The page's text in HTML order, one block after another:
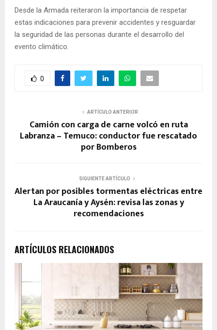
Desde la Armada reiteraron la importancia de respetar
estas indicaciones para prevenir accidentes y resguardar
la seguridad de las personas durante el desarrollo del
evento climático.
0
ARTÍCULO ANTERIOR
Camión con carga de carne volcó en ruta
Labranza – Temuco: conductor fue rescatado
por Bomberos
SIGUIENTE ARTÍCULO
Alertan por posibles tormentas eléctricas entre
La Araucanía y Aysén: revisa las zonas y
recomendaciones
ARTÍCULOS RELACIONADOS